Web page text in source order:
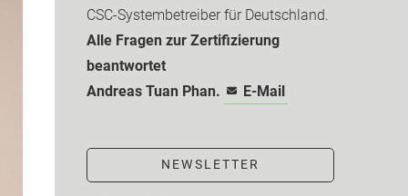
CSC-­Systembetreiber für Deutschland.
Alle Fragen zur Zertifizierung
beantwortet
Andreas Tuan Phan.
E-Mail
NEWSLETTER